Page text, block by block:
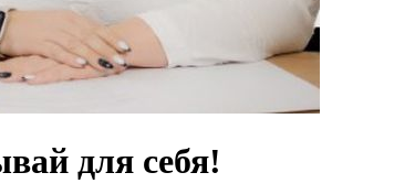
для себя!